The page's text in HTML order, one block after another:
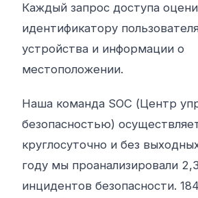
Каждый запрос доступа
идентификатору
устройства и информации о
местоположении.
Наша команда SOC (Центр
безопасностью)
круглосуточно и без
году мы проанализировали
инцидентов безопасности.